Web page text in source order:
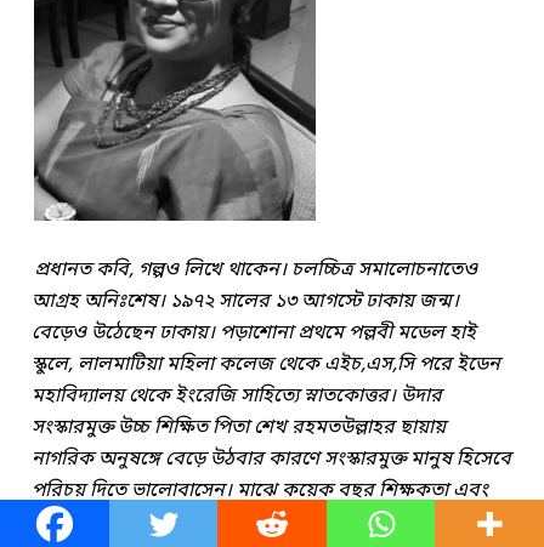
প্রধানত কবি, গল্পও লিখে থাকেন। চলচ্চিত্র সমালোচনাতেও
আগ্রহ অনিঃশেষ। ১৯৭২ সালের ১৩ আগস্টে ঢাকায় জন্ম।
বেড়েও উঠেছেন ঢাকায়। পড়াশোনা প্রথমে পল্লবী মডেল হাই
স্কুলে, লালমাটিয়া মহিলা কলেজ থেকে এইচ,এস,সি পরে ইডেন
মহাবিদ্যালয় থেকে ইংরেজি সাহিত্যে স্নাতকোত্তর। উদার
সংস্কারমুক্ত উচ্চ শিক্ষিত পিতা শেখ রহমতউল্লাহর ছায়ায়
নাগরিক অনুষঙ্গে বেড়ে উঠবার কারণে সংস্কারমুক্ত মানুষ হিসেবে
পরিচয় দিতে ভালোবাসেন। মাঝে কয়েক বছর শিক্ষকতা এবং
একটি আন্তর্জাতিক সংস্থায় কাজ করার পর এখন পারিবারিক